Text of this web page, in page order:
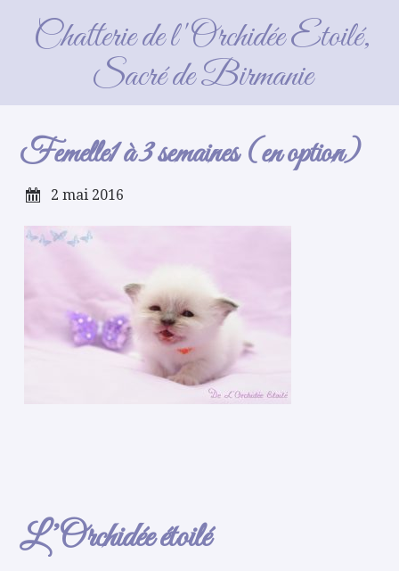
Chatterie de l'Orchidée Etoilé,
Sacré de Birmanie
Femelle1 à 3 semaines (en option)
Femelle1 à 3 semaines (en option)
2 mai 2016
L’Orchidée étoilé